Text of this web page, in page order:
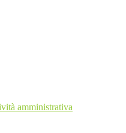
amministrativa